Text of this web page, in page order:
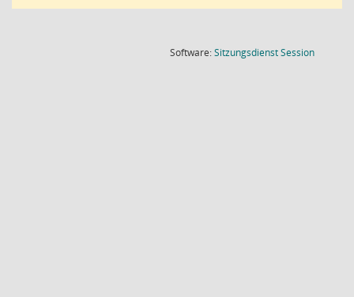
Software:SitzungsdienstSession(Wird in